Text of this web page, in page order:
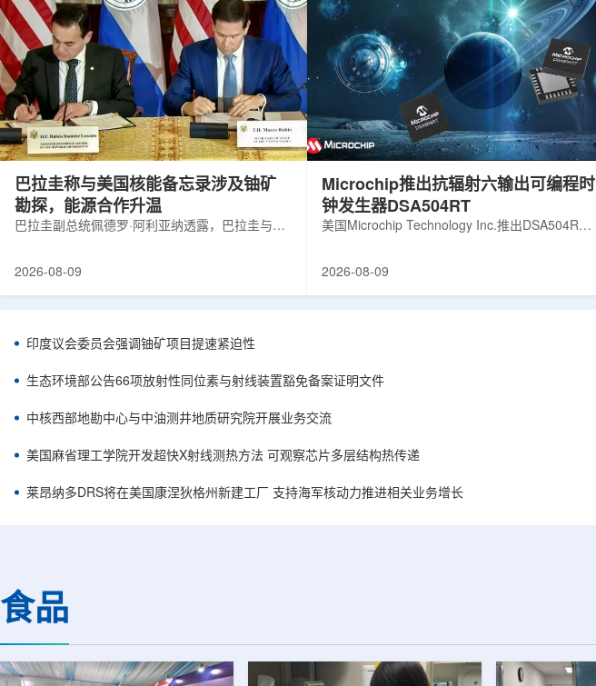
巴拉圭称与美国核能备忘录涉及铀矿
勘探，能源合作升温
巴拉圭副总统佩德罗·阿利亚纳透露，巴拉圭与美
务卿克里斯托弗·兰道的会晤时，将该协议称为历
有的接近阶段。巴美双方此次接触并不局限于核
能议题，而是涵盖双边合作、安全、投资和地区
政治等多个层面。阿利亚纳称，美国方面有意加
强对巴拉圭能源领域的投资，尤其关注...
2026-08-09
Microchip推出抗辐射六输出可编程时
钟发生器DSA504RT
美国Microchip Technology Inc.推出DSA504RT
常需要高度稳定的时间参考，用于导航、通信和
件，分别为不同子系统提供时钟信号，由此带来
元器件数量增加、系统质量上升和电路复杂...
2026-08-09
印度议会委员会强调铀矿项目提速紧迫性
生态环境部公告66项放射性同位素与射线装置豁免备案证明文件
中核西部地勘中心与中油测井地质研究院开展业务交流
美国麻省理工学院开发超快X射线测热方法 可观察芯片多层结构热传递
莱昂纳多DRS将在美国康涅狄格州新建工厂 支持海军核动力推进相关业务增长
食品